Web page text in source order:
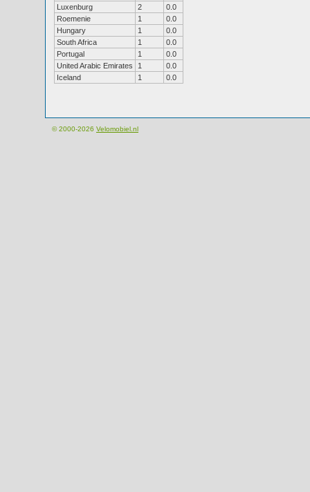
Luxenburg
2
0.0
Roemenie
1
0.0
Hungary
1
0.0
South Africa
1
0.0
Portugal
1
0.0
United Arabic Emirates
1
0.0
Iceland
1 0.0
© 2000-2026 Velomobiel.nl